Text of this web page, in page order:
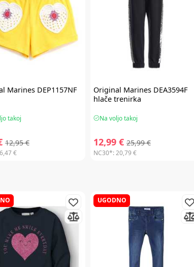
MarinesDEP1157NF
takoj
12,95 €
6,47 €
Original MarinesDEA3594F
hlače trenirka
Na voljo takoj
12,99 € 25,99 €
NC30*:20,79 €
UGODNO